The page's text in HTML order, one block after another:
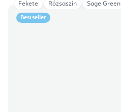
Bestseller
Fekete Rózsaszín Sage Green